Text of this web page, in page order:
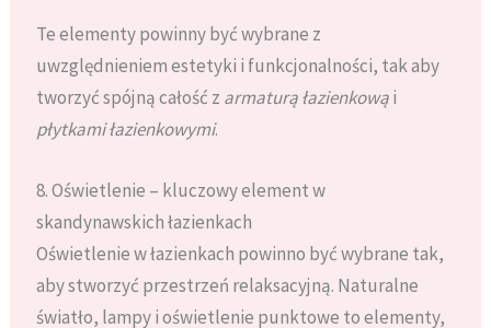
Te elementy powinny być wybrane z
uwzględnieniem estetyki i funkcjonalności, tak aby
tworzyć spójną całość z armaturą łazienkowąi
płytkami łazienkowymi.
8. Oświetlenie – kluczowy element w
skandynawskich łazienkach
Oświetlenie w łazienkach powinno być wybrane tak,
aby stworzyć przestrzeń relaksacyjną. Naturalne
światło, lampy i oświetlenie punktowe to elementy,